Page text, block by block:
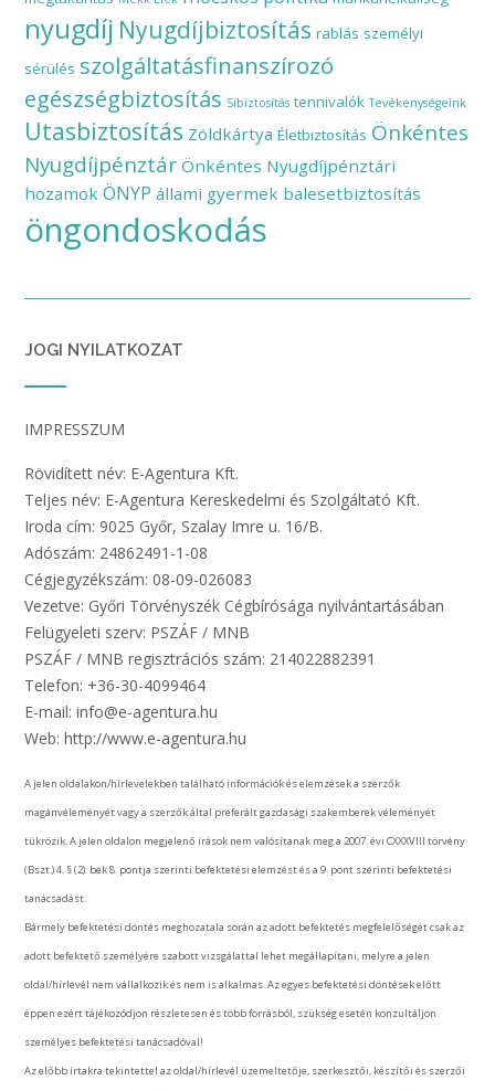
nyugdíj Nyugdíjbiztosítás rablás személyi
sérülés szolgáltatásfinanszírozó
egészségbiztosítás Síbiztosítás tennivalók Tevékenységeink
Utasbiztosítás Zöldkártya Életbiztosítás Önkéntes
Nyugdíjpénztár Önkéntes Nyugdíjpénztári
hozamok ÖNYP állami gyermek balesetbiztosítás
öngondoskodás
JOGI NYILATKOZAT
IMPRESSZUM
Rövidített név: E-Agentura Kft.
Teljes név: E-Agentura Kereskedelmi és Szolgáltató Kft.
Iroda cím: 9025 Győr, Szalay Imre u. 16/B.
Adószám: 24862491-1-08
Cégjegyzékszám: 08-09-026083
Vezetve: Győri Törvényszék Cégbírósága nyilvántartásában
Felügyeleti szerv: PSZÁF / MNB
PSZÁF / MNB regisztrációs szám: 214022882391
Telefon: +36-30-4099464
E-mail: info@e-agentura.hu
Web: http://www.e-agentura.hu
A jelen oldalakon/hírlevelekben található információk és elemzések a szerzők
magánvéleményét vagy a szerzők által preferált gazdasági szakemberek véleményét
tükrözik. A jelen oldalon megjelenő írások nem valósítanak meg a 2007. évi CXXXVIII törvény
(Bszt.) 4. § (2). bek 8. pontja szerinti befektetési elemzést és a 9. pont szerinti befektetési
tanácsadást.
Bármely befektetési döntés meghozatala során az adott befektetés megfelelőségét csak az
adott befektető személyére szabott vizsgálattal lehet megállapítani, melyre a jelen
oldal/hírlevél nem vállalkozik és nem is alkalmas. Az egyes befektetési döntések előtt
éppen ezért tájékozódjon részletesen és több forrásból, szükség esetén konzultáljon
személyes befektetési tanácsadóval!
Az előbb írtakra tekintettel az oldal/hírlevél üzemeltetője, szerkesztői, készítői és szerzői